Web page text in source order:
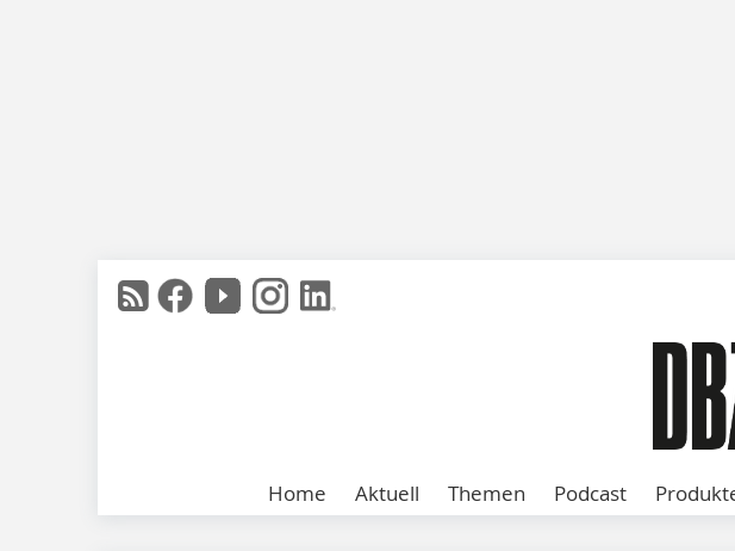
Home Aktuell Themen Podcast